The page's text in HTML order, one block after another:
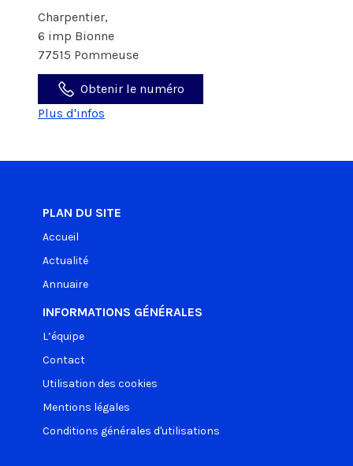
Charpentier,
6 imp Bionne
77515 Pommeuse
Obtenir le numéro
Plus d'infos
PLAN DU SITE
Accueil
Actualité
Annuaire
INFORMATIONS GÉNÉRALES
L’équipe
Contact
Utilisation des cookies
Mentions légales
Conditions générales d'utilisations